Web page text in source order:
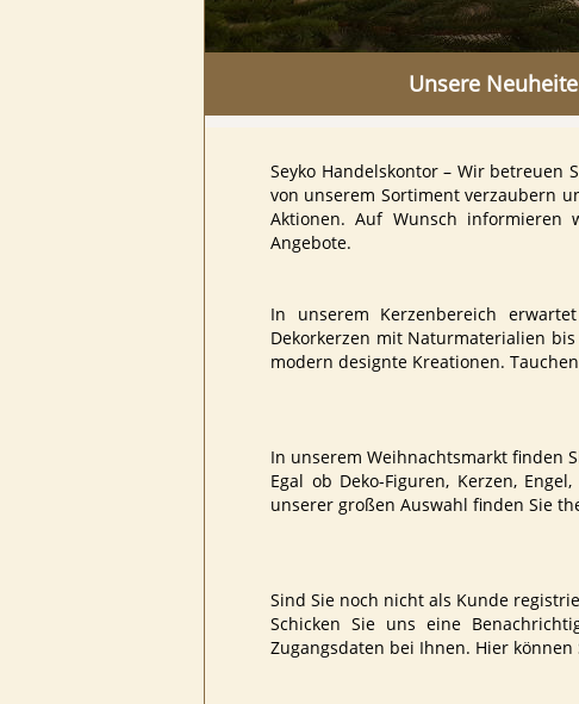
Unsere
Seyko Handelskontor – Wir betreuen
von unserem Sortiment verzaubern
Aktionen. Auf Wunsch informieren
Angebote.
In unserem Kerzenbereich
Dekorkerzen mit Naturmaterialien
modern designte Kreationen.
In unserem Weihnachtsmarkt finden
Egal ob Deko-Figuren, Kerzen,
unserer großen Auswahl finden Sie
Sind Sie noch nicht als Kunde
Schicken Sie uns eine
Zugangsdaten bei Ihnen. Hier